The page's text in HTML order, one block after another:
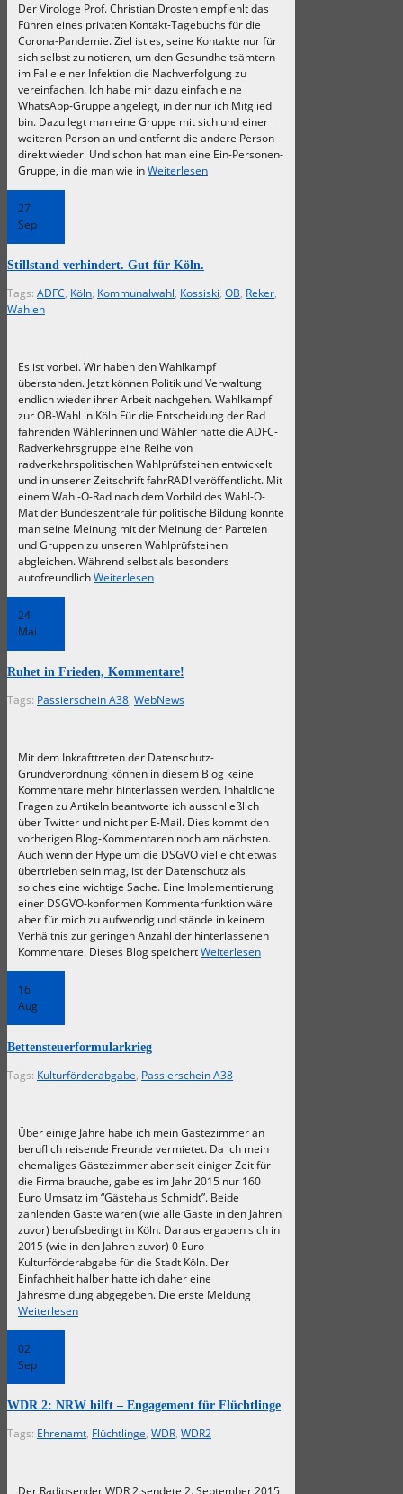
Der Virologe Prof. Christian Drosten empfiehlt das
Führen eines privaten Kontakt-Tagebuchs für die
Corona-Pandemie. Ziel ist es, seine Kontakte nur für
sich selbst zu notieren, um den Gesundheitsämtern
im Falle einer Infektion die Nachverfolgung zu
vereinfachen. Ich habe mir dazu einfach eine
WhatsApp-Gruppe angelegt, in der nur ich Mitglied
bin. Dazu legt man eine Gruppe mit sich und einer
weiteren Person an und entfernt die andere Person
direkt wieder. Und schon hat man eine Ein-Personen-
Gruppe, in die man wie inWeiterlesen
27
Sep
Stillstand verhindert. Gut für Köln.
Tags: ADFC, Köln, Kommunalwahl, Kossiski, OB, Reker,
Wahlen
Es ist vorbei. Wir haben den Wahlkampf
überstanden. Jetzt können Politik und Verwaltung
endlich wieder ihrer Arbeit nachgehen. Wahlkampf
zur OB-Wahl in Köln Für die Entscheidung der Rad
fahrenden Wählerinnen und Wähler hatte die ADFC-
Radverkehrsgruppe eine Reihe von
radverkehrspolitischen Wahlprüfsteinen entwickelt
und in unserer Zeitschrift fahrRAD! veröffentlicht. Mit
einem Wahl-O-Rad nach dem Vorbild des Wahl-O-
Mat der Bundeszentrale für politische Bildung konnte
man seine Meinung mit der Meinung der Parteien
und Gruppen zu unseren Wahlprüfsteinen
abgleichen. Während selbst als besonders
autofreundlichWeiterlesen
24
Mai
Ruhet in Frieden, Kommentare!
Tags: Passierschein A38, WebNews
Mit dem Inkrafttreten der Datenschutz-
Grundverordnung können in diesem Blog keine
Kommentare mehr hinterlassen werden. Inhaltliche
Fragen zu Artikeln beantworte ich ausschließlich
über Twitter und nicht per E-Mail. Dies kommt den
vorherigen Blog-Kommentaren noch am nächsten.
Auch wenn der Hype um die DSGVO vielleicht etwas
übertrieben sein mag, ist der Datenschutz als
solches eine wichtige Sache. Eine Implementierung
einer DSGVO-konformen Kommentarfunktion wäre
aber für mich zu aufwendig und stände in keinem
Verhältnis zur geringen Anzahl der hinterlassenen
Kommentare. Dieses Blog speichertWeiterlesen
16
Aug
Bettensteuerformularkrieg
Tags: Kulturförderabgabe, Passierschein A38
Über einige Jahre habe ich mein Gästezimmer an
beruflich reisende Freunde vermietet. Da ich mein
ehemaliges Gästezimmer aber seit einiger Zeit für
die Firma brauche, gabe es im Jahr 2015 nur 160
Euro Umsatz im “Gästehaus Schmidt”. Beide
zahlenden Gäste waren (wie alle Gäste in den Jahren
zuvor) berufsbedingt in Köln. Daraus ergaben sich in
2015 (wie in den Jahren zuvor) 0 Euro
Kulturförderabgabe für die Stadt Köln. Der
Einfachheit halber hatte ich daher eine
Jahresmeldung abgegeben. Die erste Meldung
Weiterlesen
02
Sep
WDR 2: NRW hilft – Engagement für Flüchtlinge
Tags: Ehrenamt, Flüchtlinge, WDR, WDR2
Der Radiosender WDR 2 sendete 2. September 2015